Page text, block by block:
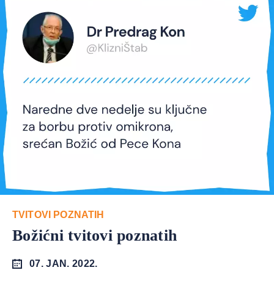
TVITOVI POZNATIH
Božićni tvitovi poznatih
07. JAN. 2022.